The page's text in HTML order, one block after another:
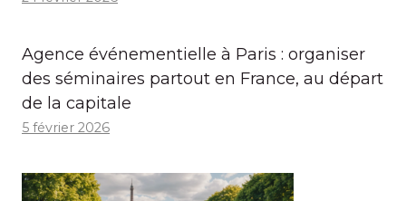
Agence événementielle à Paris : organiser
des séminaires partout en France, au départ
de la capitale
5 février 2026